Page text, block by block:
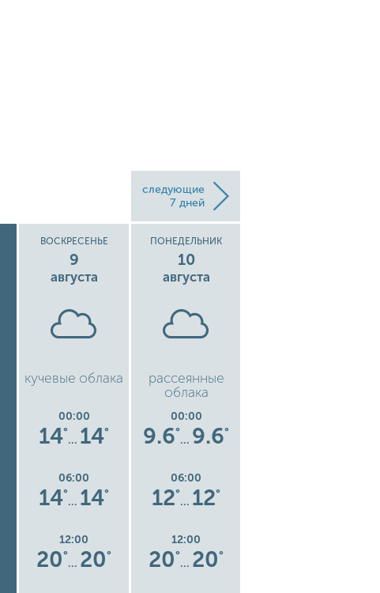
следующие
7 дней
ВОСКРЕСЕНЬЕ
9
августа
кучевые облака
00:00
14°
… 14°
06:00
14°
… 14°
12:00
20°
… 20°
ПОНЕДЕЛЬНИК
10
августа
рассеянные
облака
00:00
9.6°
… 9.6°
06:00
12°
… 12°
12:00
20°
… 20°